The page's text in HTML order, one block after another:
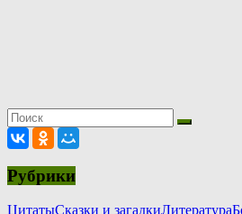
Рубрики
ЦитатыСказки и загадкиЛитература